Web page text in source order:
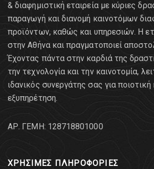
& διαφημιστική εταιρεία με κύριες
παραγωγή και διανομή καινοτόμων
προϊόντων, καθώς και υπηρεσιών. Η
στην Αθήνα και πραγματοποιεί
Έχοντας πάντα στην καρδιά της
την τεχνολογία και την καινοτομία,
ιδανικός συνεργάτης σας για ποιοτική
εξυπηρέτηση.
AΡ. ΓΕΜΗ: 128718801000
ΧΡΗΣΙΜΕΣ ΠΛΗΡΟΦΟΡΙΕΣ